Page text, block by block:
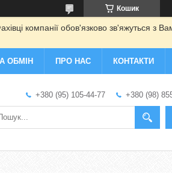
Кошик
компанії обов'язково зв'яжуться з
ОБМІН ПРО НАС КОНТАКТИ
+380 (95) 105-44-77 +380 (98)